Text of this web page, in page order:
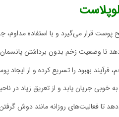
قرار می‌گیرد و با استفاده
تا وضعیت زخم بدون برداشتن
فرآیند بهبود را تسریع کرده و از
به خوبی جریان یابد و از تعریق زیاد
تا فعالیت‌های روزانه مانند دوش